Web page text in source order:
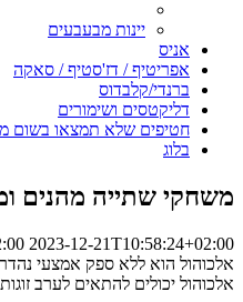
יינות מבעבעים
אניס
אפריטיף / דז'סטיף / סאקה
ברנדי/קלבדוס
דליקטסים ושימורים
חטיפים שלא תמצאו בשום
בלוג
משחקי שתייה מהנים
2023-12-21T10:58:24+02:00
אלכוהול הוא ללא ספק אמצעי
אלכוהול יכולים להתאים לערב